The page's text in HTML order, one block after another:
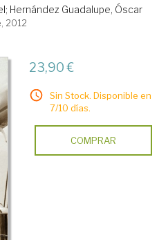
; Hernández Guadalupe, Óscar
2012
23,90 €
Sin Stock. Disponible en
7/10 días.
COMPRAR